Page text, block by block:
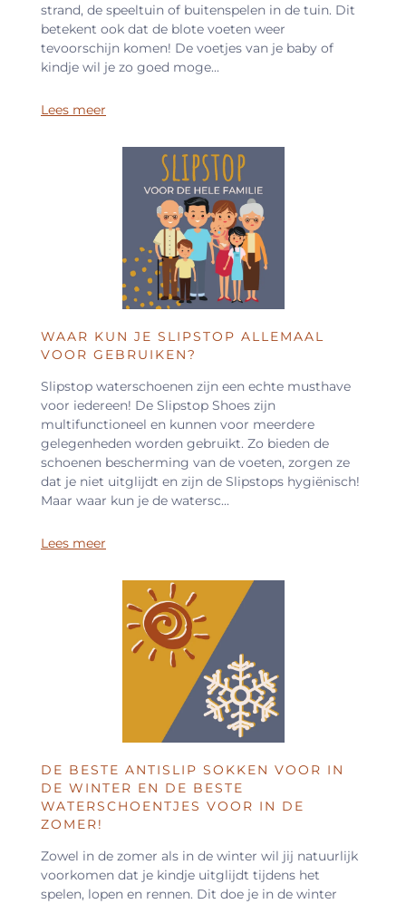
strand, de speeltuin of buitenspelen in de tuin. Dit
betekent ook dat de blote voeten weer
tevoorschijn komen! De voetjes van je baby of
kindje wil je zo goed moge...
Lees meer
WAAR KUN JE SLIPSTOP ALLEMAAL
VOOR GEBRUIKEN?
Slipstop waterschoenen zijn een echte musthave
voor iedereen! De Slipstop Shoes zijn
multifunctioneel en kunnen voor meerdere
gelegenheden worden gebruikt. Zo bieden de
schoenen bescherming van de voeten, zorgen ze
dat je niet uitglijdt en zijn de Slipstops hygiënisch!
Maar waar kun je de watersc...
Lees meer
DE BESTE ANTISLIP SOKKEN VOOR IN
DE WINTER EN DE BESTE
WATERSCHOENTJES VOOR IN DE
ZOMER!
Zowel in de zomer als in de winter wil jij natuurlijk
voorkomen dat je kindje uitglijdt tijdens het
spelen, lopen en rennen. Dit doe je in de winter